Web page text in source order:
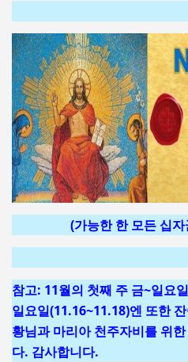
(가능한 한 모든 십
참고: 11월의 첫째 주 금~일요
일요일(11.16~11.18)엔 또한
황님과 마리아 천주자비를 위
다. 감사합니다.